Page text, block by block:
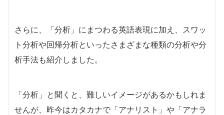
さらに、「分析」にまつわる英語表現に加え、スワッ
ト分析や回帰分析といったさまざまな種類の分析や分
析手法も紹介しました。
「分析」と聞くと、難しいイメージがあるかもしれま
せんが、昨今はカタカナで「アナリスト」や「アナラ